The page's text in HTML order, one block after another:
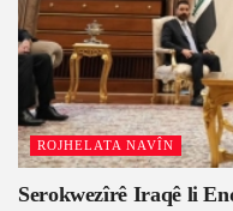
ROJHELATA NAVÎN
Serokwezîrê Iraqê li